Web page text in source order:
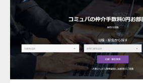
更新日： 2023.03.08
介護付き有料老人ホーム
詳細 検索サイト